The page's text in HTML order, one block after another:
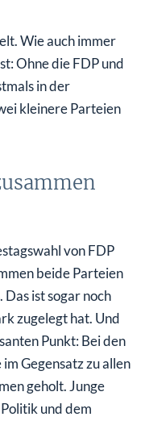
des
Wie auch immer
Ohne die FDP und
in der
kleinere Parteien
von FDP
beide Parteien
ist sogar noch
zugelegt hat. Und
Punkt: Bei den
Gegensatz zu allen
geholt. Junge
und dem